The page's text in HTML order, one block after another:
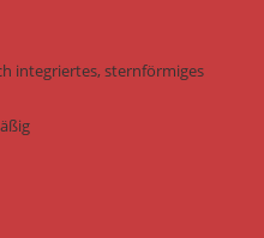
integriertes, sternförmiges